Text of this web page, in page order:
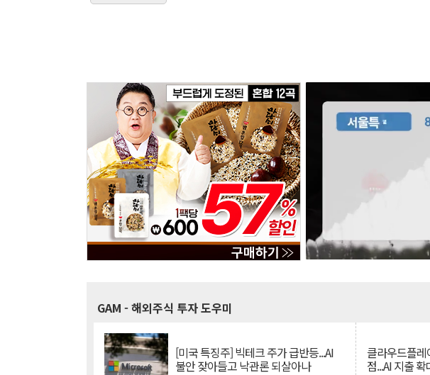
GAM - 해외주식 투자 도우미
[미국 특징주] 빅테크 주가 급반등...AI
불안 잦아들고 낙관론 되살아나
클라우드플
점...AI 지출